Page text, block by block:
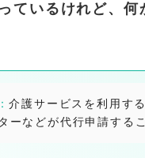
）のケアマネ相談｜き
っているけれど、
介護サービスを利用す
ーなどが代行申請する